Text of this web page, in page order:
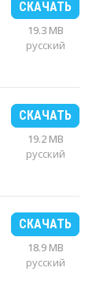
СКАЧАТЬ
19.3 MB
русский
СКАЧАТЬ
19.2 MB
русский
СКАЧАТЬ
18.9 MB
русский